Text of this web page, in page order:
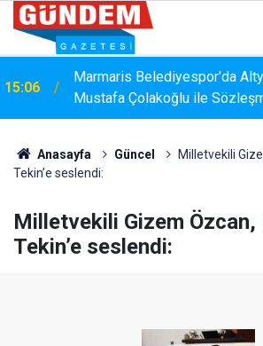
Marmaris Belediyespor'da
Mustafa Çolakoğlu ile
14:40
Marmaris Belediyesispor,
İçin Başvurusunu Tamamladı
Anasayfa Güncel
Milletvekili
Tekin’e seslendi:
Milletvekili Gizem Özcan,
Tekin’e seslendi: